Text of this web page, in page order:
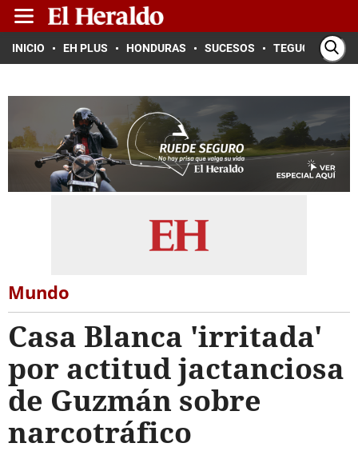
INICIO EH PLUS HONDURAS SUCESOS TEGUCIGALPA
Mundo
Casa Blanca 'irritada'
por actitud jactanciosa
de Guzmán sobre
narcotráfico